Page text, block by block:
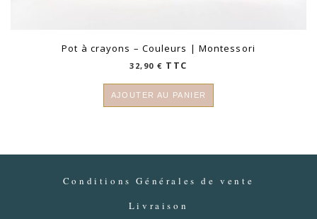
Pot à crayons – Couleurs | Montessori
32,90€ TTC
AJOUTER AU PANIER
Conditions Générales de vente
Livraison